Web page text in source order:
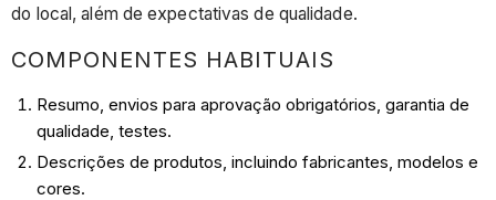
do local, além de expectativas de qualidade.
COMPONENTES HABITUAIS
Resumo, envios para aprovação obrigatórios, garantia de
qualidade, testes.
Descrições de produtos, incluindo fabricantes, modelos e
cores.